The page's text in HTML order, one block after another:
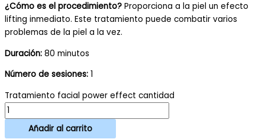
¿Cómo es el procedimiento? Proporciona a la piel un efecto
lifting inmediato. Este tratamiento puede combatir varios
problemas de la piel a la vez.
Duración: 80 minutos
Número de sesiones: 1
Tratamiento facial power effect cantidad
Añadir al carrito